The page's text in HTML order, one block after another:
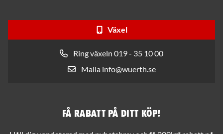
Växel
Ring växeln 019 - 35 10 00
Maila info@wuerth.se
Få rabatt på ditt köp!